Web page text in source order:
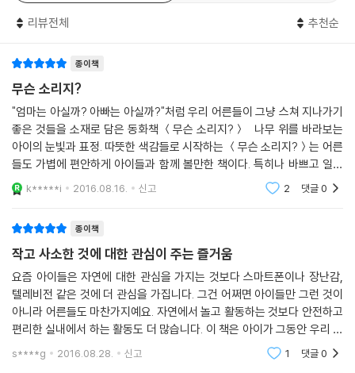
주인공은 우리 아이들과 꼭 닮았습니다. 작가는 이 아이를 집 밖으로 이끕
소리를 들려주지요. 아이는 호기심 가득한 눈빛으로 끊임없이 묻습니다.
‘어, 무슨 소리지?’라고요. 아이들이 가져야 할 모습은 어쩌면 이런 모습일
지도 모릅니다. 아주 작고 사소한 것에도 관심을 가지고 쪼르르 달려가 들
여다보고 끝없이 질문하는 모습 말이에요.
자연은 늘 우리 곁에 있습니다. 한 번에 마음을 쏙 빼앗을 만큼 흥미진진하
지 않아도, 시끌시끌 요란하지 않아도 늘 우리 곁에서 가장 소중한 것을 말
해 줍니다. 생명 있는 모든 것과 함께 살아간다는 것이 얼마나 아름다운 일
인지 말입니다. 자연이 들려주는 작은 소리에 귀 기울일 줄 아는 가슴 따뜻
한 아이와 함께 《무슨 소리지?》를 읽으면서 마음의 소리를 나누어 보세요.
리뷰전체 추천순
종이책
무슨 소리지?
"엄마는 아실까? 아빠는 아실까?"처럼 우리 어른들이 그냥 스쳐 지나가기
좋은 것들을 소재로 담은 동화책 ＜무슨 소리지?＞ 나무 위를 바라보는
아이의 눈빛과 표정. 따뜻한 색감들로 시작하는 ＜무슨 소리지?＞는 어른
들도 가볍에 편안하게 아이들과 함께 볼만한 책이다. 특히나 바쁘고 일상
에 지쳐서 그냥 지나가는 것들을 놓치지 않는 아이들의 특성이 보여서 더
웃음을
k*****i 2016.08.16. 신고 2 댓글0
종이책
작고 사소한 것에 대한 관심이 주는 즐거움
요즘 아이들은 자연에 대한 관심을 가지는 것보다 스마트폰이나 장난감,
텔레비전 같은 것에 더 관심을 가집니다. 그건 어쩌면 아이들만 그런 것이
아니라 어른들도 마찬가지예요. 자연에서 놀고 활동하는 것보다 안전하고
편리한 실내에서 하는 활동도 더 많습니다. 이 책은 아이가 그동안 우리 주
변에 있었지만 그냥 스쳐 지나갔던 소리에 귀 기울이면서 자연과도 가까워
지는 모습을 담
s****g 2016.08.28. 신고 1 댓글0